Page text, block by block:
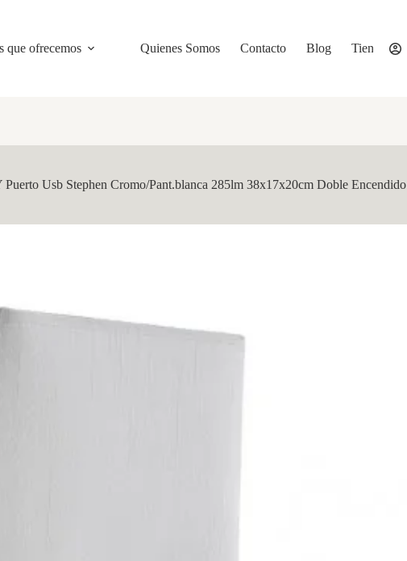
que ofrecemos Quienes Somos Contacto Blog Tienda
Usb Stephen Cromo/Pant.blanca 285lm 38x17x20cm Doble Encendido